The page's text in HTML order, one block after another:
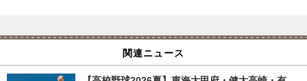
関連ニュース